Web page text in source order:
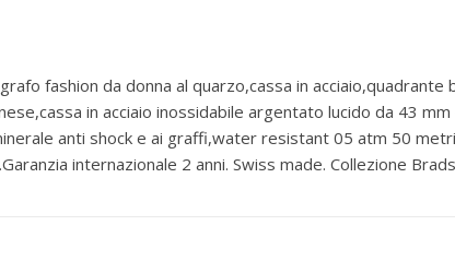
fashion da donna al quarzo,cassa in
in acciaio inossidabile argentato lucido da 43
anti shock e ai graffi,water resistant 05 atm 50
internazionale 2 anni. Swiss made. Collezione